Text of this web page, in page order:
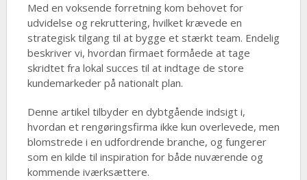
Med en voksende forretning kom behovet for
udvidelse og rekruttering, hvilket krævede en
strategisk tilgang til at bygge et stærkt team. Endelig
beskriver vi, hvordan firmaet formåede at tage
skridtet fra lokal succes til at indtage de store
kundemarkeder på nationalt plan.
Denne artikel tilbyder en dybtgående indsigt i,
hvordan et rengøringsfirma ikke kun overlevede, men
blomstrede i en udfordrende branche, og fungerer
som en kilde til inspiration for både nuværende og
kommende iværksættere.